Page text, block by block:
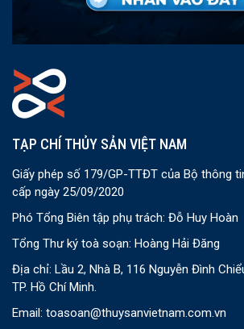
TẠP CHÍ THỦY SẢN VIỆT NAM
Giấy phép số 179/GP-TTĐT của Bộ thông
cấp ngày 25/09/2020
Phó Tổng Biên tập phụ trách: Đỗ Huy Hoàn
Tổng Thư ký toà soạn: Hoàng Hải Đăng
Địa chỉ: Lầu 2, Nhà B, 116 Nguyễn Đình
TP. Hồ Chí Minh.
Email: toasoan@thuysanvietnam.com.vn